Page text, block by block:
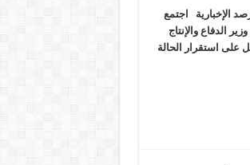
الإخبارية اجتمع
الدفاع والإنتاج
على استقرار الحالة